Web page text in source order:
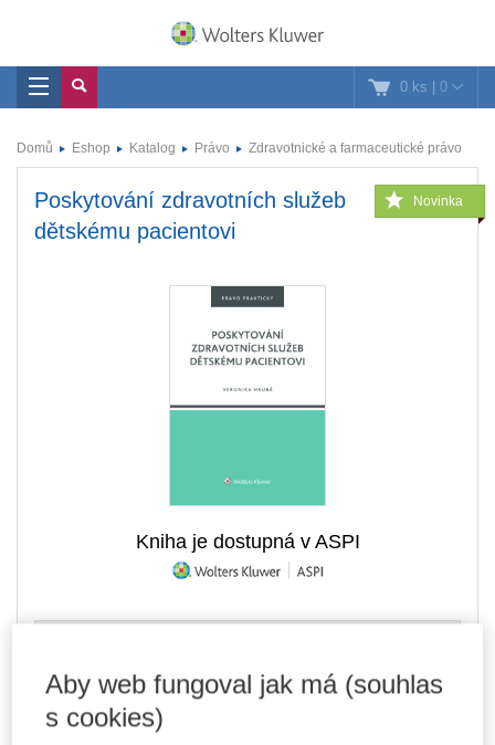
0 ks | 0
Domů Eshop Katalog Právo Zdravotnické a farmaceutické právo
Novinka
Poskytování zdravotních služeb
dětskému pacientovi
Kniha je dostupná v ASPI
DMOC 339 Kč
E-kniha Smarteca + soubory ke stažení
Aby web fungoval jak má (souhlas
s cookies)